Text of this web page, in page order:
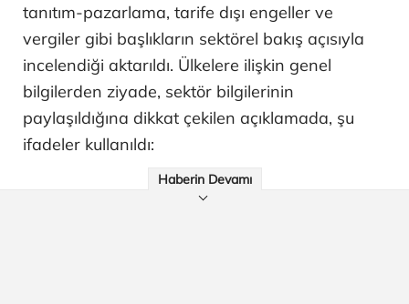
tanıtım-pazarlama, tarife dışı engeller ve
vergiler gibi başlıkların sektörel bakış açısıyla
incelendiği aktarıldı. Ülkelere ilişkin genel
bilgilerden ziyade, sektör bilgilerinin
paylaşıldığına dikkat çekilen açıklamada, şu
ifadeler kullanıldı:
Haberin Devamı